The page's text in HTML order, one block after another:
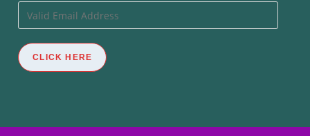
Valid
Email
Address
CLICK HERE